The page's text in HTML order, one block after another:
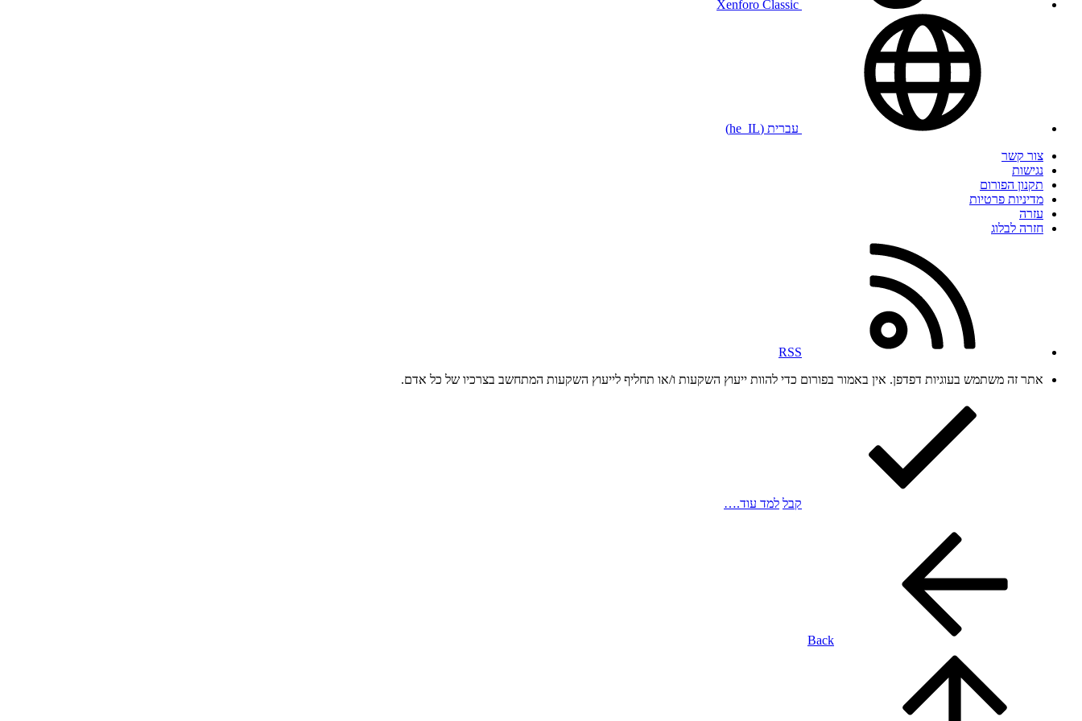
עברית (he_IL)
צור קשר
נגישות
תקנון הפורום
מדיניות פרטיות
עזרה
חזרה לבלוג
RSS
אתר זה משתמש בעוגיות דפדפן. אין באמור בפורום כדי להוות ייעוץ השקעות ו/או תחליף לייעוץ השקעות המתחשב בצרכיו של כל אדם.
קבל למד עוד.…
Back